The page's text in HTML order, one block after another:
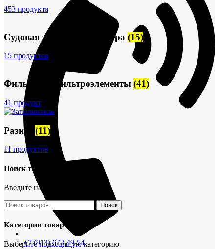
+7 (913) 672-49-54
453 продукта
Судовая запорная арматура (15)
15 продуктов
Фильтры и фильтроэлементы (41)
41 продукт
Разное (11)
11 продуктов
Поиск товаров
Введите название детали
Поиск
Категории товаров
Выберите подходящую категорию